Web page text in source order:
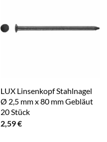
LUX Linsenkopf Stahlnagel
Ø 2,5 mm x 80 mm Gebläut
20 Stück
2,59€